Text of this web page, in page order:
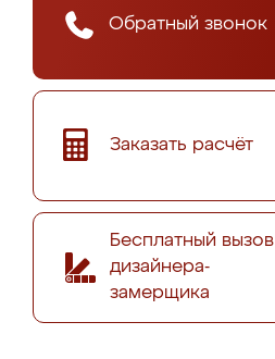
Обратный звонок
Заказать расчёт
Бесплатный вызов
дизайнера-
замерщика